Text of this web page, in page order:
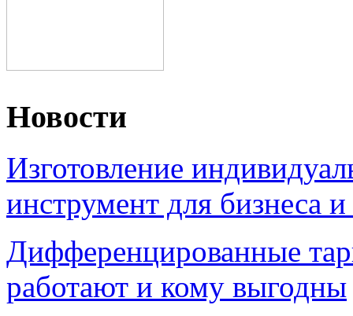
Новости
Изготовление
инструмент для бизнеса и
Дифференцированные
работают и кому выгодны